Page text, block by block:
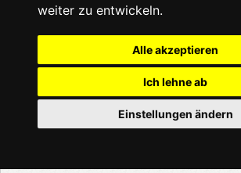
weiter zu entwickeln.
Alle akzeptieren
Ich lehne ab
Einstellungen ändern